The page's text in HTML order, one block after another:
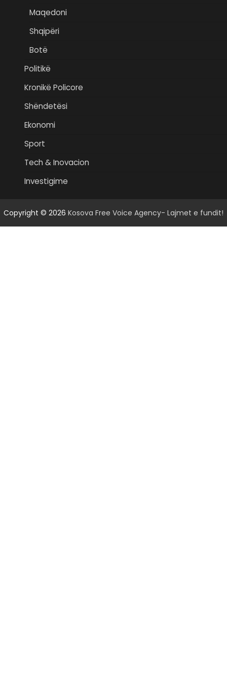
Maqedoni
Shqipëri
Botë
Politikë
Kronikë Policore
Shëndetësi
Ekonomi
Sport
Tech & Inovacion
Investigime